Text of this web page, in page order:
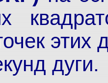
этих
дуги.